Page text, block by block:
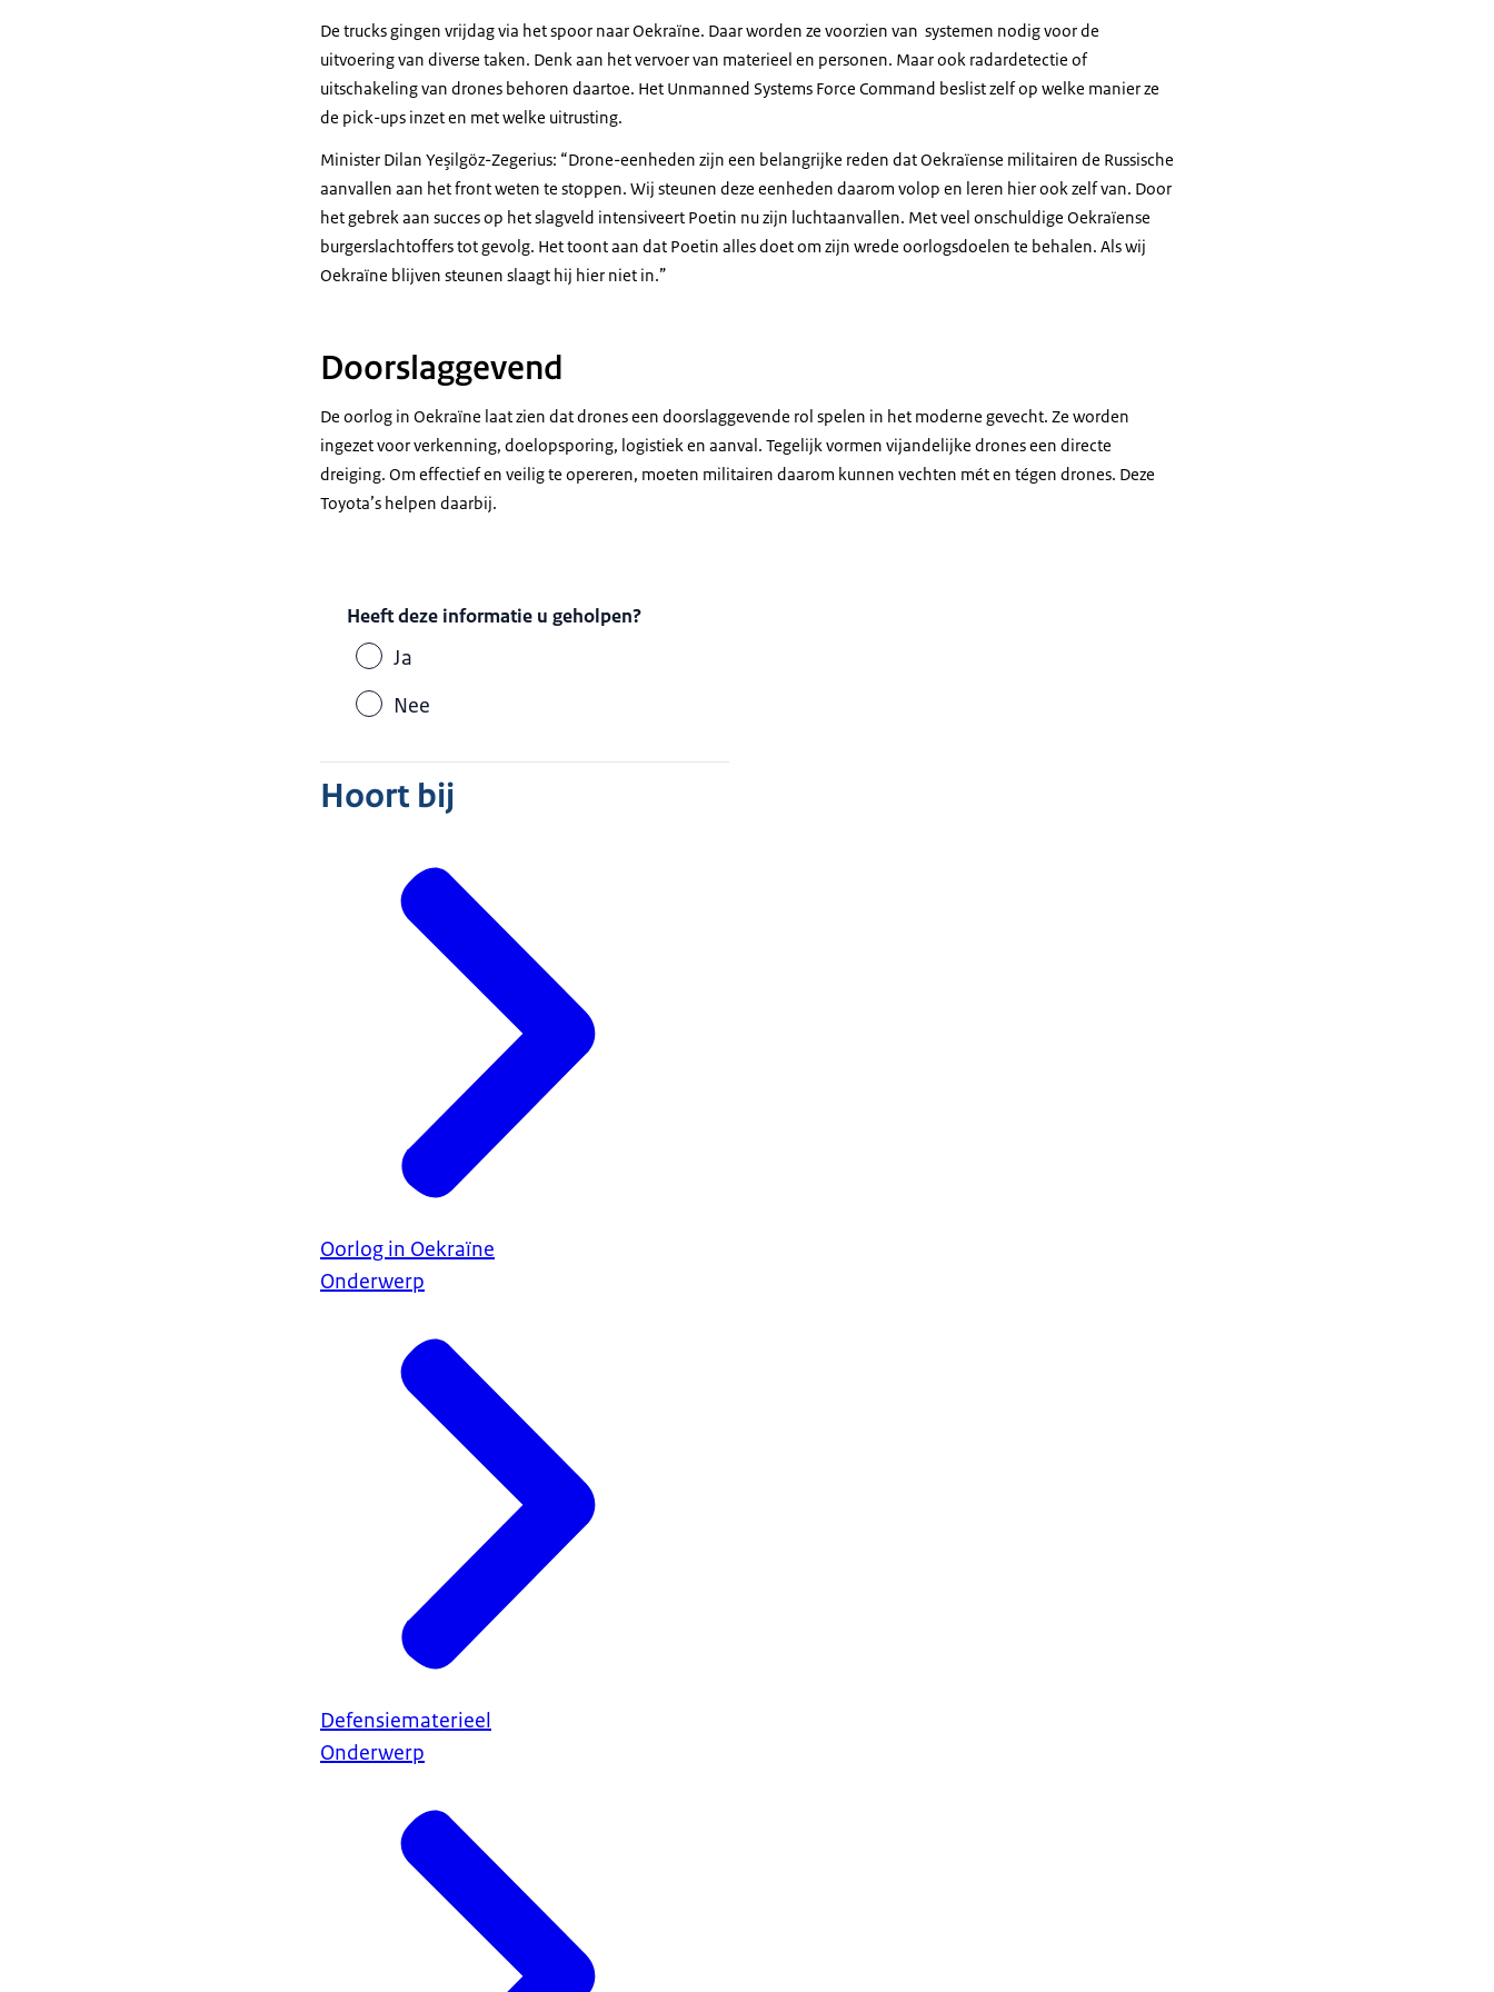
De trucks gingen vrijdag via het spoor naar Oekraïne. Daar worden ze voorzien van systemen nodig voor de
uitvoering van diverse taken. Denk aan het vervoer van materieel en personen. Maar ook radardetectie of
uitschakeling van drones behoren daartoe. Het Unmanned Systems Force Command beslist zelf op welke manier ze
de pick-ups inzet en met welke uitrusting.
Minister Dilan Yeşilgöz-Zegerius: “Drone-eenheden zijn een belangrijke reden dat Oekraïense militairen de Russische
aanvallen aan het front weten te stoppen. Wij steunen deze eenheden daarom volop en leren hier ook zelf van. Door
het gebrek aan succes op het slagveld intensiveert Poetin nu zijn luchtaanvallen. Met veel onschuldige Oekraïense
burgerslachtoffers tot gevolg. Het toont aan dat Poetin alles doet om zijn wrede oorlogsdoelen te behalen. Als wij
Oekraïne blijven steunen slaagt hij hier niet in.”
Doorslaggevend
De oorlog in Oekraïne laat zien dat drones een doorslaggevende rol spelen in het moderne gevecht. Ze worden
ingezet voor verkenning, doelopsporing, logistiek en aanval. Tegelijk vormen vijandelijke drones een directe
dreiging. Om effectief en veilig te opereren, moeten militairen daarom kunnen vechten mét en tégen drones. Deze
Toyota’s helpen daarbij.
Heeft deze informatie u geholpen?
Ja
Nee
Hoort bij
Oorlog in Oekraïne
Onderwerp
Defensiematerieel
Onderwerp